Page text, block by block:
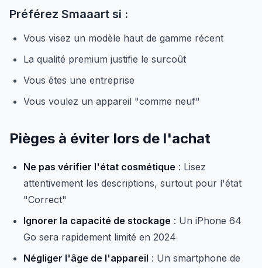
Préférez Smaaart si :
Vous visez un modèle haut de gamme récent
La qualité premium justifie le surcoût
Vous êtes une entreprise
Vous voulez un appareil "comme neuf"
Pièges à éviter lors de l'achat
Ne pas vérifier l'état cosmétique : Lisez
attentivement les descriptions, surtout pour l'état
"Correct"
Ignorer la capacité de stockage : Un iPhone 64
Go sera rapidement limité en 2024
Négliger l'âge de l'appareil : Un smartphone de